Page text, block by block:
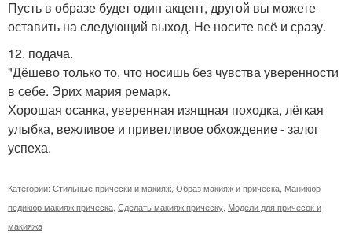
Пусть в образе будет один акцент, другой вы можете
оставить на следующий выход. Не носите всё и сразу.
12. подача.
"Дёшево только то, что носишь без чувства уверенности
в себе. Эрих мария ремарк.
Хорошая осанка, уверенная изящная походка, лёгкая
улыбка, вежливое и приветливое обхождение - залог
успеха.
Категории: Стильные прически и макияж Образ макияж и прическа Маникюр
педикюр макияж прическа Сделать макияж прическу Модели для причесок и
макияжа